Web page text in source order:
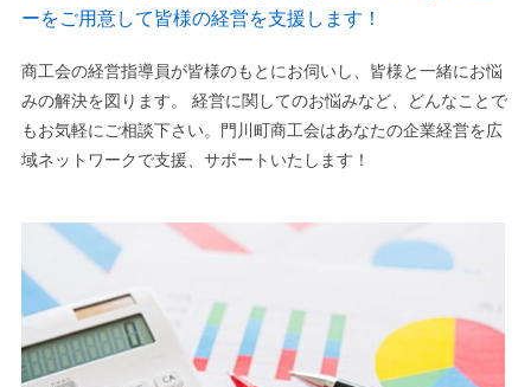
ーをご用意して皆様の経営を支援します！
商工会の経営指導員が皆様のもとにお伺いし、皆様と一緒にお悩
みの解決を図ります。 経営に関してのお悩みなど、どんなことで
もお気軽にご相談下さい。門川町商工会はあなたの企業経営を広
域ネットワークで支援、サポートいたします！